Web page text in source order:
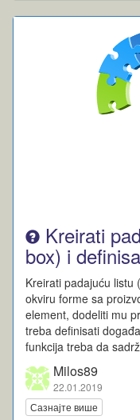
Kreirati
box) i
Kreirati padajuću listu
okviru forme sa
element, dodeliti mu
treba definisati
funkcija treba da
Milos89
22.01.2019
Сазнајте више